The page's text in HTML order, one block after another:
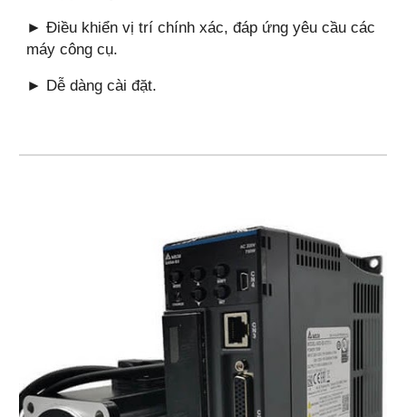
► Điều khiển vị trí chính xác, đáp ứng yêu cầu các
máy công cụ.
► Dễ dàng cài đặt.